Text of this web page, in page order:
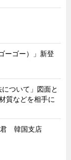
ーゴー）」新登
ついて」図面と
質などを相手に
君 韓国支店